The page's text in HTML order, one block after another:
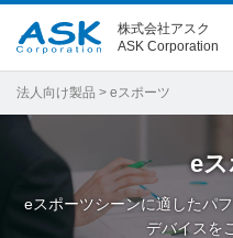
株式会社アスク
ASK Corporation
法人向け製品 > eスポーツ
e
eスポーツシーンに適したパ
デバイスを